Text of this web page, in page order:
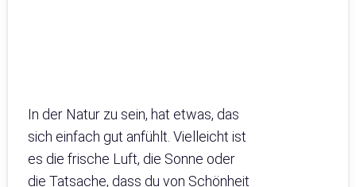
In der Natur zu sein, hat etwas, das
sich einfach gut anfühlt. Vielleicht ist
es die frische Luft, die Sonne oder
die Tatsache, dass du von Schönheit